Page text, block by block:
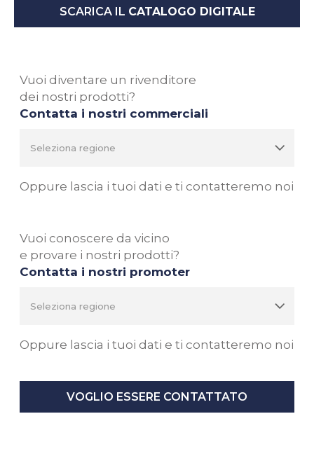
SCARICA IL CATALOGO DIGITALE
Vuoi diventare un rivenditore
dei nostri prodotti?
Contatta i nostri commerciali
Oppure lascia i tuoi dati e ti contatteremo noi
Vuoi conoscere da vicino
e provare i nostri prodotti?
Contatta i nostri promoter
Oppure lascia i tuoi dati e ti contatteremo noi
VOGLIO ESSERE CONTATTATO